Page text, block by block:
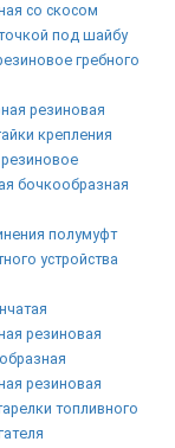
со скосом
под шайбу
гребного
резиновая
крепления
бочкообразная
полумуфт
устройства
резиновая
резиновая
топливного